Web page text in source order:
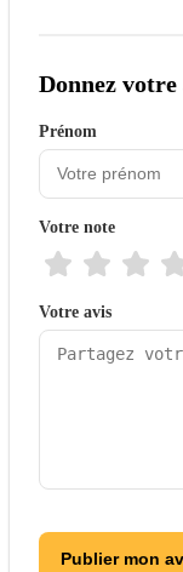
Donnez
Prénom
Votre note
Votre avis
Publier mon